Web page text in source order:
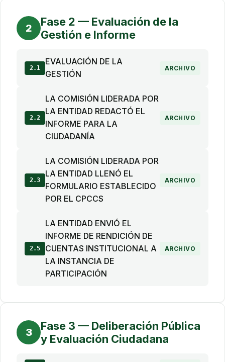
2
Fase 2 — Evaluación de la
Gestión e Informe
2.1
EVALUACIÓN DE LA
GESTIÓN
ARCHIVO
2.2
LA COMISIÓN LIDERADA POR
LA ENTIDAD REDACTÓ EL
INFORME PARA LA
CIUDADANÍA
ARCHIVO
2.3
LA COMISIÓN LIDERADA POR
LA ENTIDAD LLENÓ EL
FORMULARIO ESTABLECIDO
POR EL CPCCS
ARCHIVO
2.5
LA ENTIDAD ENVIÓ EL
INFORME DE RENDICIÓN DE
CUENTAS INSTITUCIONAL A
LA INSTANCIA DE
PARTICIPACIÓN
ARCHIVO
3
Fase 3 — Deliberación Pública
y Evaluación Ciudadana